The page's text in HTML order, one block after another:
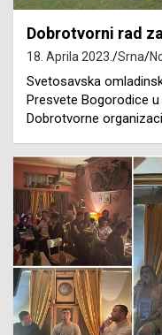
Dobrotvorni rad
18. Aprila 2023. Srna
Svetosavska
Presvete Bogorodice
Dobrotvorne